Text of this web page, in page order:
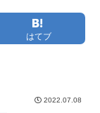
はてブ
2022.07.08